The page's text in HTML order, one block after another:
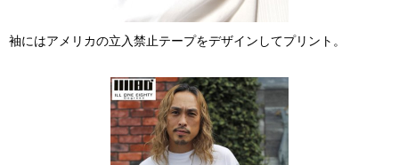
袖にはアメリカの立入禁止テープをデザインしてプリント。